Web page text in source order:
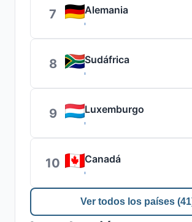
7 Alemania
8 Sudáfrica
9 Luxemburgo
10 Canadá
Ver todos los países